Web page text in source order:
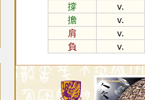
撐
v.
擔
v.
肩
v.
負
v.